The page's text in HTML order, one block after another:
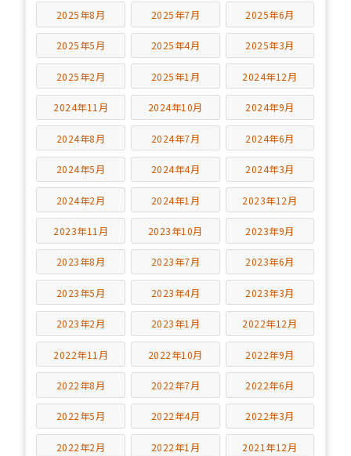
2025年8月 2025年7月 2025年6月
2025年5月 2025年4月 2025年3月
2025年2月 2025年1月 2024年12月
2024年11月 2024年10月 2024年9月
2024年8月 2024年7月 2024年6月
2024年5月 2024年4月 2024年3月
2024年2月 2024年1月 2023年12月
2023年11月 2023年10月 2023年9月
2023年8月 2023年7月 2023年6月
2023年5月 2023年4月 2023年3月
2023年2月 2023年1月 2022年12月
2022年11月 2022年10月 2022年9月
2022年8月 2022年7月 2022年6月
2022年5月 2022年4月 2022年3月
2022年2月 2022年1月 2021年12月